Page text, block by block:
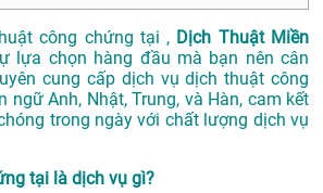
công chứng tại , Dịch Thuật Miền
lựa chọn hàng đầu mà bạn nên cân
cung cấp dịch vụ dịch thuật công
ngữ Anh, Nhật, Trung, và Hàn, cam kết
trong ngày với chất lượng dịch vụ
tại là dịch vụ gì?